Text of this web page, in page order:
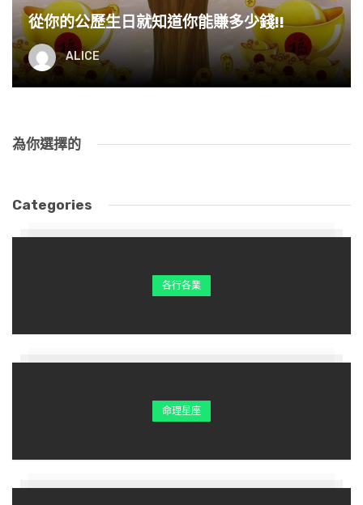
羊年出生的朋友，生於農曆一月則財源滾滾，命中財門
大開，三十五歲之後就是開運之時，一輩子順多於阻，
富大於貧，賺大錢者輩出於這個月份。但如果生於農曆
十一月，命中子未相害，一生常有小人在身邊作祟，大
從你的公歷生日就知道你能賺多少錢!!
ALICE
為你選擇的
Categories
各行各業
命理星座